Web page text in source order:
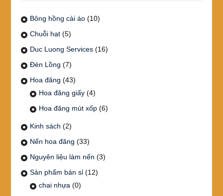
Bông hồng cài áo (10)
Chuỗi hạt (5)
Duc Luong Services (16)
Đèn Lồng (7)
Hoa đăng (43)
Hoa đăng giấy (4)
Hoa đăng mút xốp (6)
Kinh sách (2)
Nến hoa đăng (33)
Nguyên liệu làm nến (3)
Sản phẩm bán sỉ (12)
chai nhựa (0)